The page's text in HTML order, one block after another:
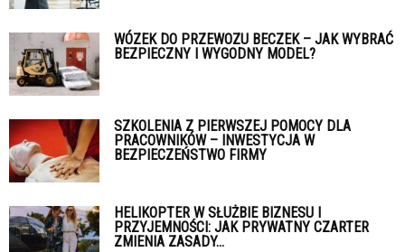
WÓZEK DO PRZEWOZU BECZEK – JAK WYBRAĆ
BEZPIECZNY I WYGODNY MODEL?
SZKOLENIA Z PIERWSZEJ POMOCY DLA
PRACOWNIKÓW – INWESTYCJA W
BEZPIECZEŃSTWO FIRMY
HELIKOPTER W SŁUŻBIE BIZNESU I
PRZYJEMNOŚCI: JAK PRYWATNY CZARTER
ZMIENIA ZASADY...